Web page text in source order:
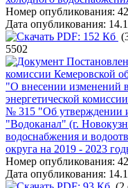
Номер опубликования:
Дата опубликования:
PDF: 152 Кб
5502
комиссии Кемеровской
"О внесении изменений
энергетической
№ 315 "Об утверждении
"Водоканал" (г.
водоснабжения и
округа на 2019 - 2023
Номер опубликования:
Дата опубликования: